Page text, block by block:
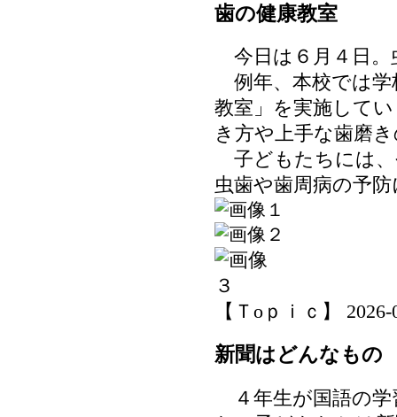
歯の健康教室
今日は６月４日。
例年、本校では学
教室」を実施して
き方や上手な歯磨
子どもたちには、
虫歯や歯周病の予
【Ｔoｐｉｃ】
新聞はどんなもの
４年生が国語の学